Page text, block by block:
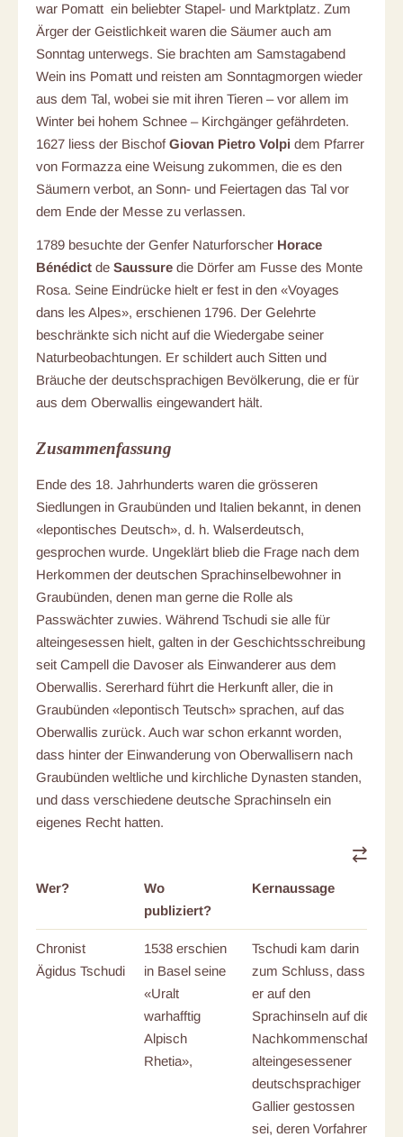
war Pomatt ein beliebter Stapel- und Marktplatz. Zum
Ärger der Geistlichkeit waren die Säumer auch am
Sonntag unterwegs. Sie brachten am Samstagabend
Wein ins Pomatt und reisten am Sonntagmorgen wieder
aus dem Tal, wobei sie mit ihren Tieren – vor allem im
Winter bei hohem Schnee – Kirchgänger gefährdeten.
1627 liess der BischofGiovan Pietro Volpi dem Pfarrer
von Formazza eine Weisung zukommen, die es den
Säumern verbot, an Sonn- und Feiertagen das Tal vor
dem Ende der Messe zu verlassen.
1789 besuchte der Genfer Naturforscher Horace
Bénédict de Saussure die Dörfer am Fusse des Monte
Rosa. Seine Eindrücke hielt er fest in den «Voyages
dans les Alpes», erschienen 1796. Der Gelehrte
beschränkte sich nicht auf die Wiedergabe seiner
Naturbeobachtungen. Er schildert auch Sitten und
Bräuche der deutschsprachigen Bevölkerung, die er für
aus dem Oberwallis eingewandert hält.
Zusammenfassung
Ende des 18. Jahrhunderts waren die grösseren
Siedlungen in Graubünden und Italien bekannt, in denen
«lepontisches Deutsch», d. h. Walserdeutsch,
gesprochen wurde. Ungeklärt blieb die Frage nach dem
Herkommen der deutschen Sprachinselbewohner in
Graubünden, denen man gerne die Rolle als
Passwächter zuwies. Während Tschudi sie alle für
alteingesessen hielt, galten in der Geschichtsschreibung
seit Campell die Davoser als Einwanderer aus dem
Oberwallis. Sererhard führt die Herkunft aller, die in
Graubünden «lepontisch Teutsch» sprachen, auf das
Oberwallis zurück. Auch war schon erkannt worden,
dass hinter der Einwanderung von Oberwallisern nach
Graubünden weltliche und kirchliche Dynasten standen,
und dass verschiedene deutsche Sprachinseln ein
eigenes Recht hatten.
Wer?
Wo
publiziert?
Kernaussage
Chronist
Ägidus Tschudi
1538 erschien
in Basel seine
«Uralt
warhafftig
Alpisch
Rhetia»,
Tschudi kam darin
zum Schluss, dass
er auf den
Sprachinseln auf die
Nachkommenschaft
alteingesessener
deutschsprachiger
Gallier gestossen
sei, deren Vorfahren